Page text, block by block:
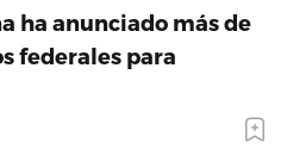
ha anunciado más de
federales para